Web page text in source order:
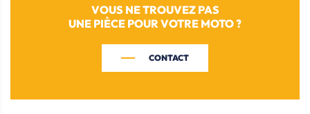
VOUS NE TROUVEZ PAS
UNE PIÈCE POUR VOTRE MOTO ?
CONTACT